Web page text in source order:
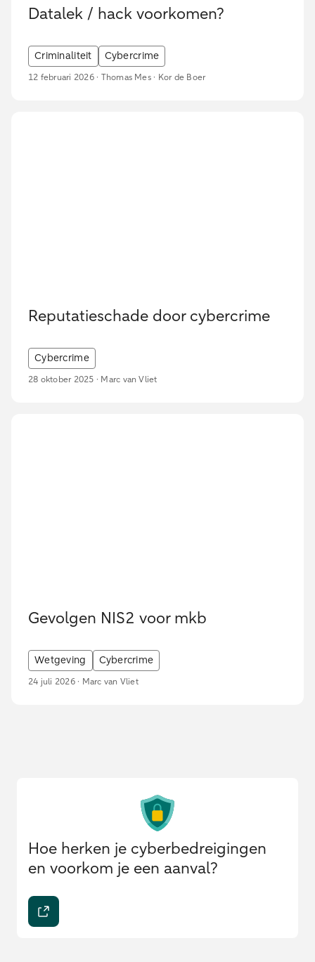
Datalek / hack voorkomen?
Criminaliteit Cybercrime
12 februari 2026 · Thomas Mes · Kor de Boer
Reputatieschade door cybercrime
Cybercrime
28 oktober 2025 · Marc van Vliet
Gevolgen NIS2 voor mkb
Wetgeving Cybercrime
24 juli 2026 · Marc van Vliet
Hoe herken je cyberbedreigingen
en voorkom je een aanval?